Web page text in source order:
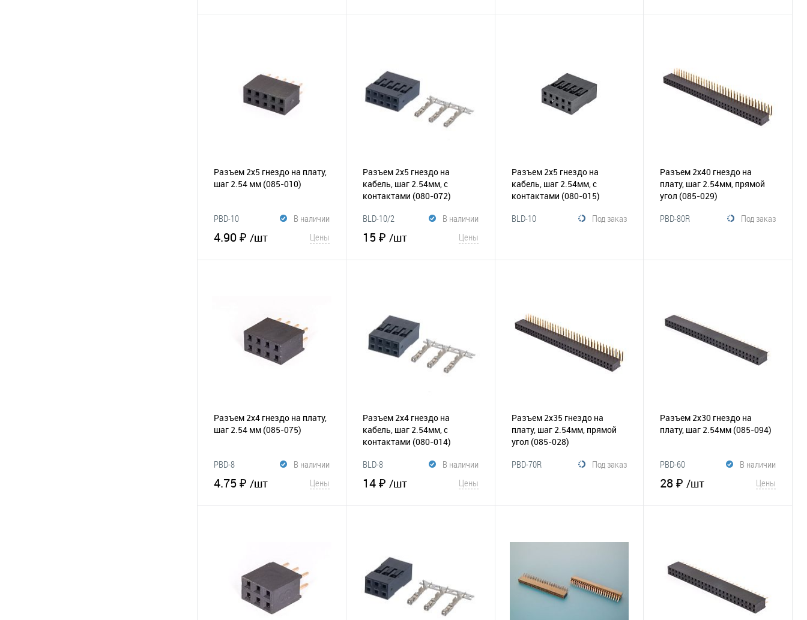
Разъем 2х5 гнездо на плату,
шаг 2.54 мм (085-010)
В наличии
PBD-10
4.90 ₽ /шт Цены
Разъем 2х5 гнездо на
кабель, шаг 2.54мм, с
контактами (080-072)
В наличии
BLD-10/2
15 ₽ /шт Цены
Разъем 2х5 гнездо на
кабель, шаг 2.54мм, с
контактами (080-015)
Под заказ
BLD-10
Разъем 2х40 гнездо на
плату, шаг 2.54мм, прямой
угол (085-029)
Под заказ
PBD-80R
Разъем 2х4 гнездо на плату,
шаг 2.54 мм (085-075)
В наличии
PBD-8
4.75 ₽ /шт Цены
Разъем 2х4 гнездо на
кабель, шаг 2.54мм, с
контактами (080-014)
В наличии
BLD-8
14 ₽ /шт Цены
В избранное
Разъем 2х35 гнездо на
плату, шаг 2.54мм, прямой
угол (085-028)
Под заказ
PBD-70R
Разъем 2х30 гнездо на
плату, шаг 2.54мм (085-094)
В наличии
PBD-60
28 ₽/шт Цены